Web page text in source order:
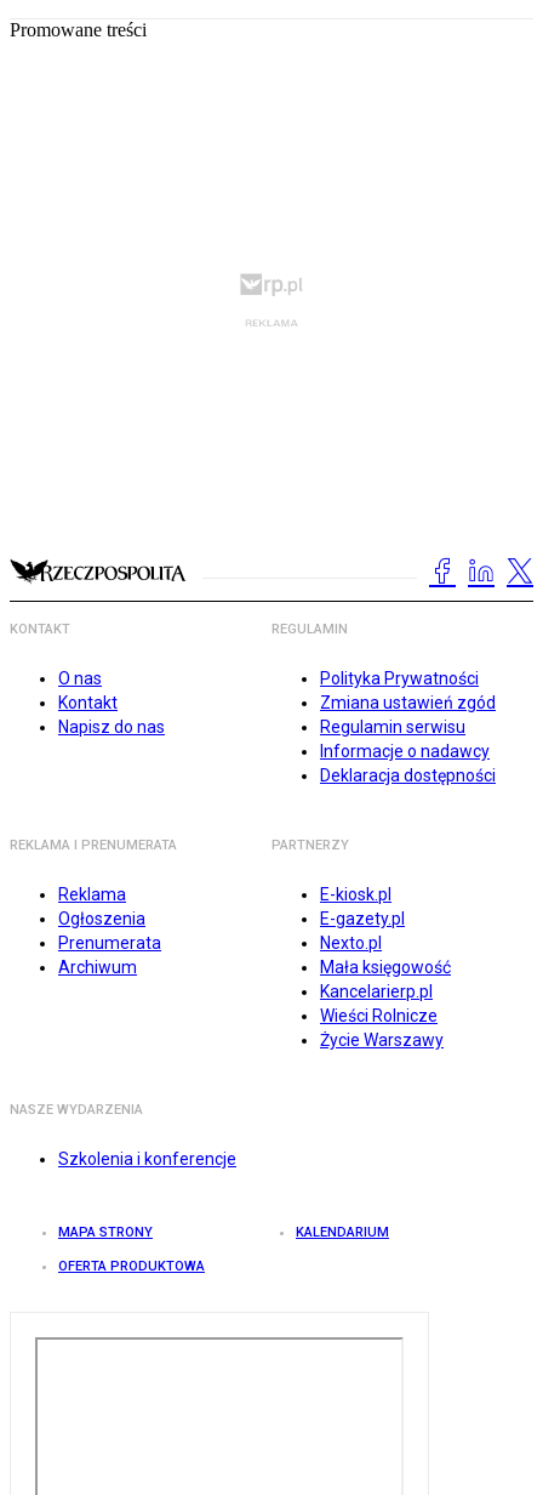
Promowane treści
KONTAKT
O nas
Kontakt
Napisz do nas
REGULAMIN
Polityka Prywatności
Zmiana ustawień zgód
Regulamin serwisu
Informacje o nadawcy
Deklaracja dostępności
REKLAMA I PRENUMERATA
Reklama
Ogłoszenia
Prenumerata
Archiwum
PARTNERZY
E-kiosk.pl
E-gazety.pl
Nexto.pl
Mała księgowość
Kancelarierp.pl
Wieści Rolnicze
Życie Warszawy
NASZE WYDARZENIA
Szkolenia i konferencje
MAPA STRONY KALENDARIUM
OFERTA PRODUKTOWA